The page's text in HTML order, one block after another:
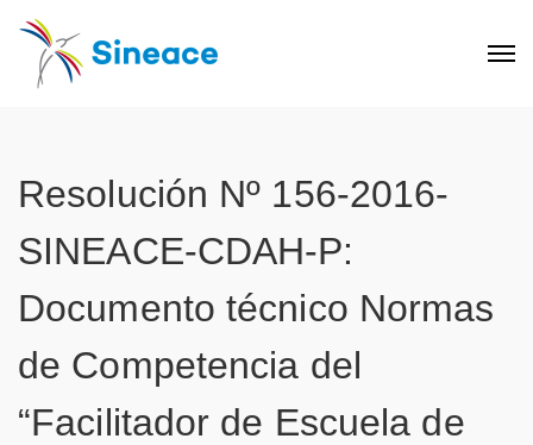
Resolución Nº 156-2016-
SINEACE-CDAH-P:
Documento técnico Normas
de Competencia del
“Facilitador de Escuela de